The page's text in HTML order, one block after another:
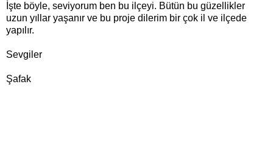
İşte böyle, seviyorum ben bu ilçeyi. Bütün bu güzellikler
uzun yıllar yaşanır ve bu proje dilerim bir çok il ve ilçede
yapılır.
Sevgiler
Şafak